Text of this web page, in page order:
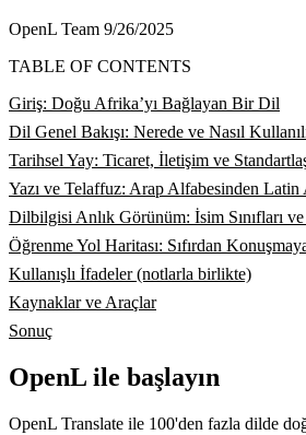
OpenL Team 9/26/2025
TABLE OF CONTENTS
Giriş: Doğu Afrika’yı Bağlayan Bir Dil
Dil Genel Bakışı: Nerede ve Nasıl
Tarihsel Yay: Ticaret, İletişim ve
Yazı ve Telaffuz: Arap Alfabesinden Latin
Dilbilgisi Anlık Görünüm: İsim Sınıfları
Öğrenme Yol Haritası: Sıfırdan
Kullanışlı İfadeler (notlarla birlikte)
Kaynaklar ve Araçlar
Sonuç
OpenL ile başlayın
OpenL Translate ile 100'den fazla dilde